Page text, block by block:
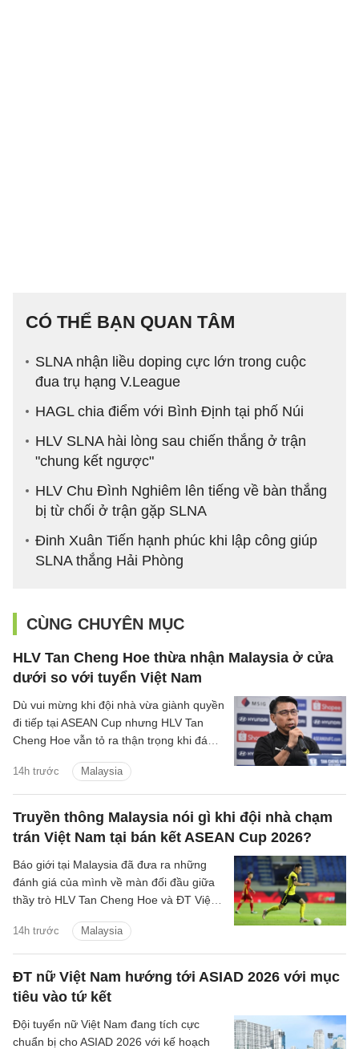
CÓ THỂ BẠN QUAN TÂM
SLNA nhận liều doping cực lớn trong cuộc
đua trụ hạng V.League
HAGL chia điểm với Bình Định tại phố Núi
HLV SLNA hài lòng sau chiến thắng ở trận
"chung kết ngược"
HLV Chu Đình Nghiêm lên tiếng về bàn thắng
bị từ chối ở trận gặp SLNA
Đinh Xuân Tiến hạnh phúc khi lập công giúp
SLNA thắng Hải Phòng
CÙNG CHUYÊN MỤC
HLV Tan Cheng Hoe thừa nhận Malaysia ở cửa
dưới so với tuyển Việt Nam
14h trước Malaysia
Dù vui mừng khi đội nhà vừa giành quyền
đi tiếp tại ASEAN Cup nhưng HLV Tan
Cheng Hoe vẫn tỏ ra thận trọng khi đánh
Việt Nam.
Truyền thông Malaysia nói gì khi đội nhà chạm
trán Việt Nam tại bán kết ASEAN Cup 2026?
14h trước Malaysia
Báo giới tại Malaysia đã đưa ra những
đánh giá của mình về màn đối đầu giữa
thầy trò HLV Tan Cheng Hoe và ĐT Việt
sắp tới.
ĐT nữ Việt Nam hướng tới ASIAD 2026 với mục
tiêu vào tứ kết
Đội tuyển nữ Việt Nam đang tích cực
chuẩn bị cho ASIAD 2026 với kế hoạch